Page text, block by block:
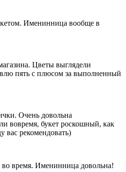
Именинница вообще в
Цветы выглядели
пять с плюсом за выполненный
Очень довольна
вовремя, букет роскошный, как
вас рекомендовать)
во время. Именинница довольна!